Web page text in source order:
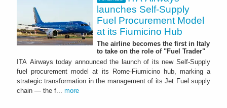
launches Self-Supply
Fuel Procurement Model
at its Fiumicino Hub
The airline becomes the first in Italy
to take on the role of "Fuel Trader"
ITA Airways today announced the launch of its new Self-Supply
fuel procurement model at its Rome-Fiumicino hub, marking a
strategic transformation in the management of its Jet Fuel supply
chain — the f... more